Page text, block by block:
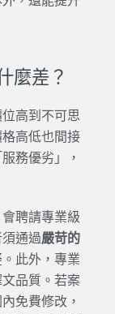
麼差？
高到不可思
高低也間接
務優劣」，
聘請專業級
通過嚴苛的
此外，專業
品質。若案
免費修改，